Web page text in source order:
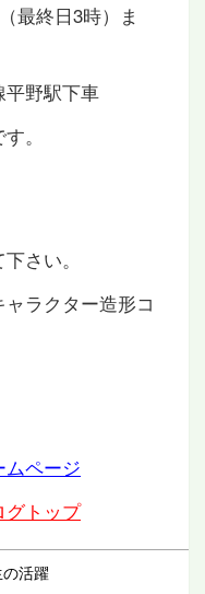
最終日3時）ま
野駅下車
。
さい。
ャラクター造形コ
ページ
グトップ
活躍